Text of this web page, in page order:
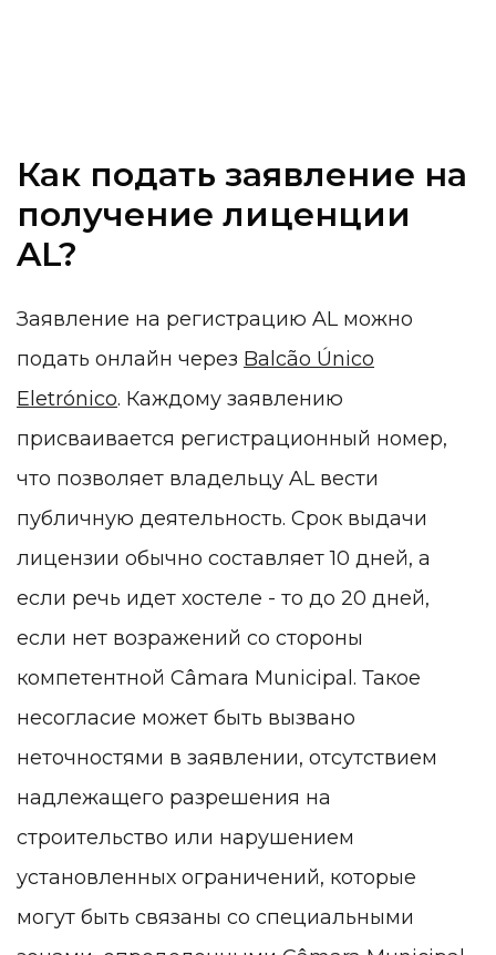
Как подать заявление на
получение лиценции
AL?
Заявление на регистрацию AL можно
подать онлайн через Balcão Único
Eletrónico. Каждому заявлению
присваивается регистрационный номер,
что позволяет владельцу AL вести
публичную деятельность. Срок выдачи
лицензии обычно составляет 10 дней, а
если речь идет хостеле - то до 20 дней,
если нет возражений со стороны
компетентной Câmara Municipal. Такое
несогласие может быть вызвано
неточностями в заявлении, отсутствием
надлежащего разрешения на
строительство или нарушением
установленных ограничений, которые
могут быть связаны со специальными